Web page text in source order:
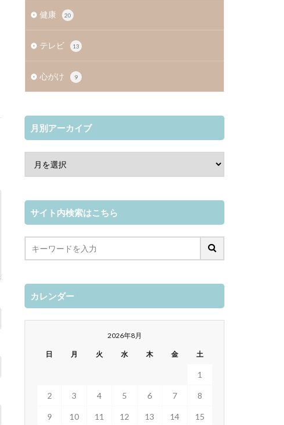
健康 20
テレビ 13
心がけ 9
月別アーカイブ
サイト内検索はこちら
カレンダー
2026年8月
日 月 火 水 木 金 土
1
2 3 4 5 6 7 8
9 10 11 12 13 14 15